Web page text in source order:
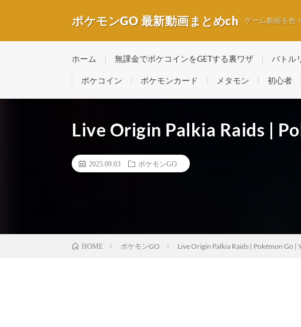
ポケモンGO 最新動画まとめch ゲーム動画を色
ホーム 無課金でポケコインをGETする裏ワザ バトル
ポケコイン ポケモンカード メタモン 初心者
Live Origin Palkia Raids |
2025.09.03 ポケモンGO
HOME ポケモンGO Live Origin Palkia Raids | Pokémon Go |